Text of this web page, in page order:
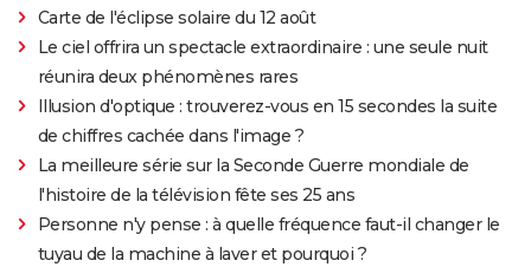
Carte de l'éclipse solaire du 12 août
Le ciel offrira un spectacle extraordinaire : une seule nuit
réunira deux phénomènes rares
Illusion d'optique : trouverez-vous en 15 secondes la suite
de chiffres cachée dans l'image ?
La meilleure série sur la Seconde Guerre mondiale de
l'histoire de la télévision fête ses 25 ans
Personne n'y pense : à quelle fréquence faut-il changer le
tuyau de la machine à laver et pourquoi ?